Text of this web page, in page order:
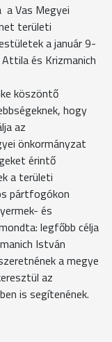
Vas Megyei
területi
a január 9-
és Krizmanich
köszöntő
hogy
az
önkormányzat
érintő
a területi
pártfogókon
és
legfőbb célja
István
a megye
az
is segítenének.